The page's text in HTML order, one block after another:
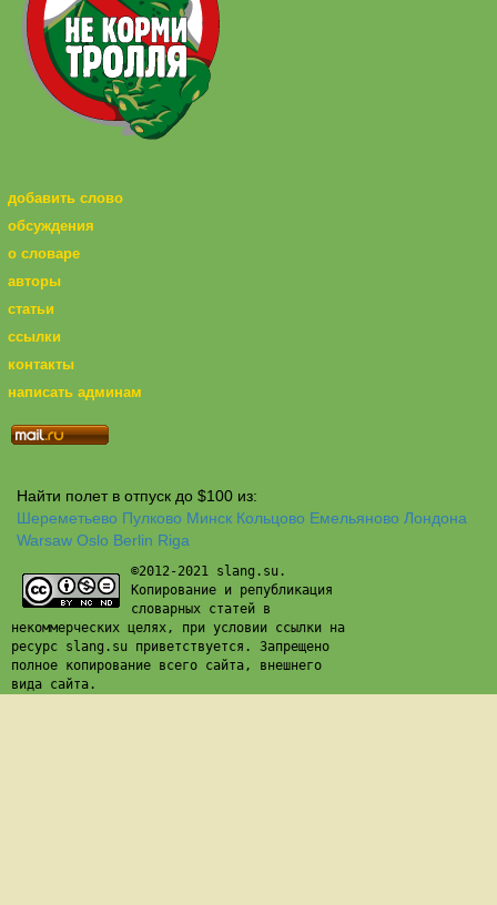
добавить слово
обсуждения
о словаре
авторы
статьи
ссылки
контакты
написать админам
Найти полет в отпуск до $100 из:
Шереметьево Пулково Минск Кольцово Емельяново Лондона
Warsaw Oslo Berlin Riga
©2012-2021 slang.su.
Копирование и републикация
словарных статей в
некоммерческих целях, при условии ссылки на
ресурс slang.su приветствуется. Запрещено
полное копирование всего сайта, внешнего
вида сайта.